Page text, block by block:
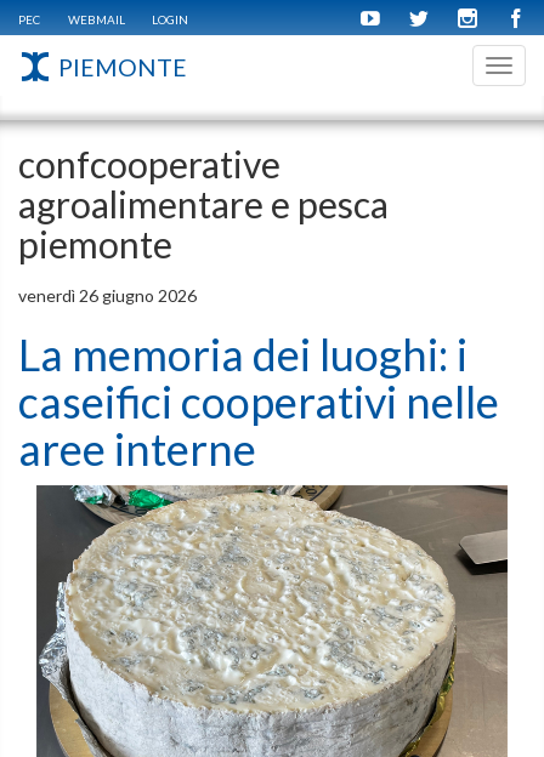
PEC WEBMAIL LOGIN
PIEMONTE
confcooperative
agroalimentare e pesca
piemonte
venerdì 26 giugno 2026
La memoria dei luoghi: i
caseifici cooperativi nelle
aree interne